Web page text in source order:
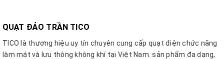
QUẠT ĐẢO TRẦN TICO
TICO là thương hiệu uy tín chuyên cung cấp quạt điện chức năng
làm mát và lưu thông không khí tại Việt Nam. sản phẩm đa dạng,